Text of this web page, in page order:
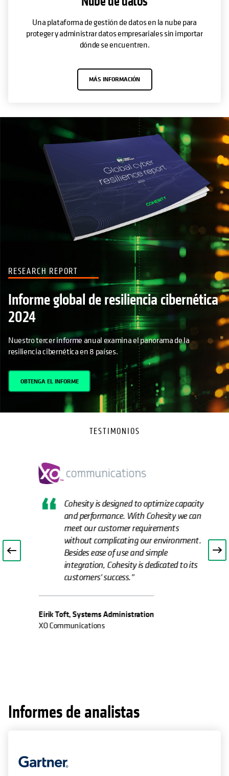
Una plataforma de gestión de datos en la nube para
proteger y administrar datos empresariales sin importar
dónde se encuentren.
MÁS INFORMACIÓN
RESEARCH REPORT
Informe global de resiliencia cibernética
2024
Nuestro tercer informe anual examina el panorama de la
resiliencia cibernética en 8 países.
OBTENGA EL INFORME
TESTIMONIOS
Cohesity is designed to optimize capacity
and performance. With Cohesity we can
meet our customer requirements
without complicating our environment.
Besides ease of use and simple
integration, Cohesity is dedicated to its
customers' success."
Eirik Toft, Systems Administration
XO Communications
Informes de analistas